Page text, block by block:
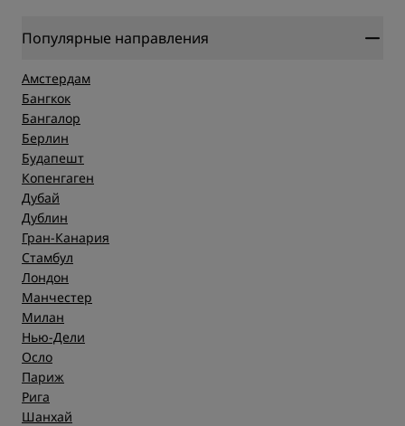
Популярные направления
Амстердам
Бангкок
Бангалор
Берлин
Будапешт
Копенгаген
Дубай
Дублин
Гран-Канария
Стамбул
Лондон
Манчестер
Милан
Нью-Дели
Осло
Париж
Рига
Шанхай